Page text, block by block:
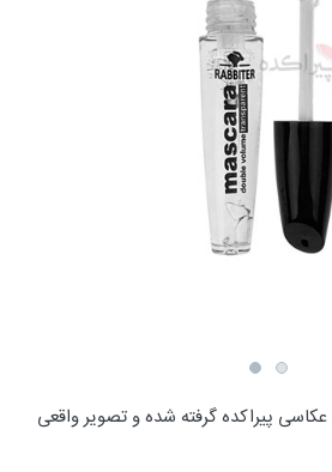
پیراکده گرفته شده و تصویر واقعی